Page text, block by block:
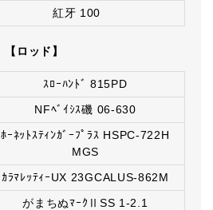
紅牙 100
【ロッド】
ｽﾛｰﾊﾝﾄﾞ 815PD
NFﾍﾞｲｼｽ磯 06-630
ﾎｰﾈｯﾄｽﾃｨﾝｶﾞｰﾌﾟﾗｽ HSPC-722H
MGS
ｶﾗﾏﾚｯﾃｨｰUX 23GCALUS-862M
がまちぬﾏｰｸⅡSS 1-2.1